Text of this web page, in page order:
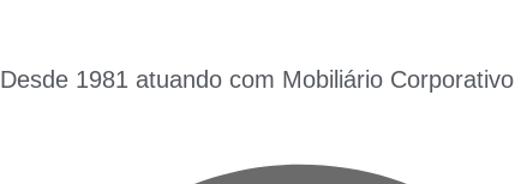
Desde 1981 atuando com Mobiliário Corporativo